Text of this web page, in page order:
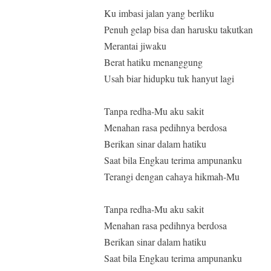
Ku imbasi jalan yang berliku
Penuh gelap bisa dan harusku takutkan
Merantai jiwaku
Berat hatiku menanggung
Usah biar hidupku tuk hanyut lagi
Tanpa redha-Mu aku sakit
Menahan rasa pedihnya berdosa
Berikan sinar dalam hatiku
Saat bila Engkau terima ampunanku
Terangi dengan cahaya hikmah-Mu
Tanpa redha-Mu aku sakit
Menahan rasa pedihnya berdosa
Berikan sinar dalam hatiku
Saat bila Engkau terima ampunanku